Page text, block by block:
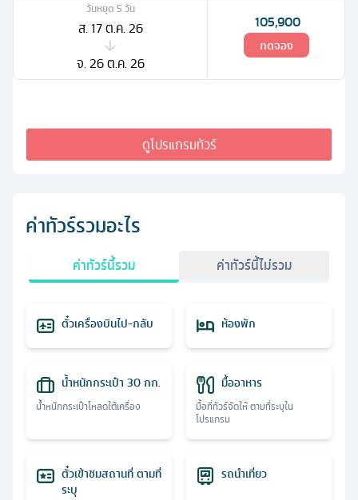
วันหยุด 5 วัน
ส. 17 ต.ค. 26
จ. 26 ต.ค. 26
105,900
กดจอง
ดูโปรแกรมทัวร์
ค่าทัวร์รวมอะไร
ค่าทัวร์นี้รวม ค่าทัวร์นี้ไม่รวม
ตั๋วเครื่องบินไป-กลับ ห้องพัก
น้ำหนักกระเป๋า 30 กก.
น้ำหนักกระเป๋าโหลดใต้เครื่อง
มื้ออาหาร
มื้อที่ทัวร์จัดให้ ตามที่ระบุใน
โปรแกรม
ตั๋วเข้าชมสถานที่ ตามที่
ระบุ
รถนำเที่ยว